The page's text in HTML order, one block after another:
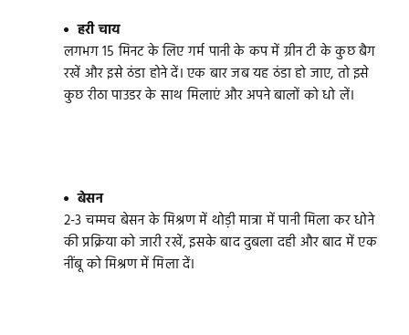
हरी चाय
लगभग 15 मिनट के लिए गर्म पानी के कप में ग्रीन टी के कुछ बैग
रखें और इसे ठंडा होने दें। एक बार जब यह ठंडा हो जाए, तो इसे
कुछ रीठा पाउडर के साथ मिलाएं और अपने बालों को धो लें।
बेसन
2-3 चम्मच बेसन के मिश्रण में थोड़ी मात्रा में पानी मिला कर धोने
की प्रक्रिया को जारी रखें, इसके बाद दुबला दही और बाद में एक
नींबू को मिश्रण में मिला दें।